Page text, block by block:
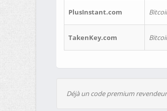
PlusInstant.com
TakenKey.com
Déjà un code premium